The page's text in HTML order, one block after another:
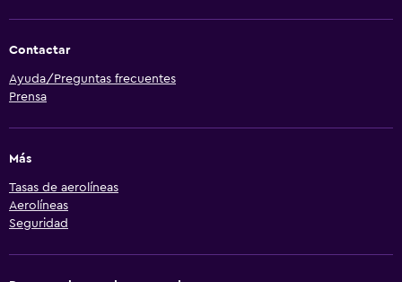
Contactar
Ayuda/Preguntas frecuentes
Prensa
Más
Tasas de aerolíneas
Aerolíneas
Seguridad